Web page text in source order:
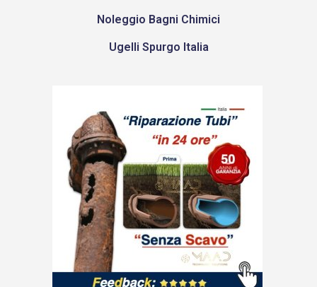
Noleggio Bagni Chimici
Ugelli Spurgo Italia